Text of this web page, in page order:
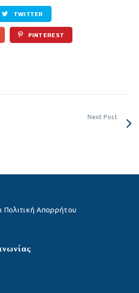
TWITTER
PINTEREST
Next Post
Πολιτική Απορρήτου